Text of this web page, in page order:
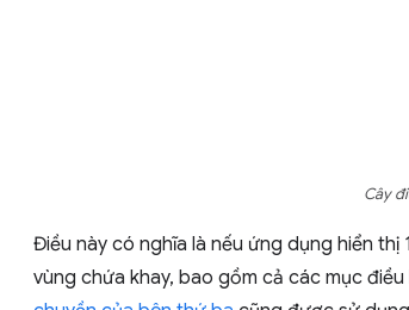
Cây
Điều này có nghĩa là nếu ứng dụng hiển
vùng chứa khay, bao gồm cả các mục